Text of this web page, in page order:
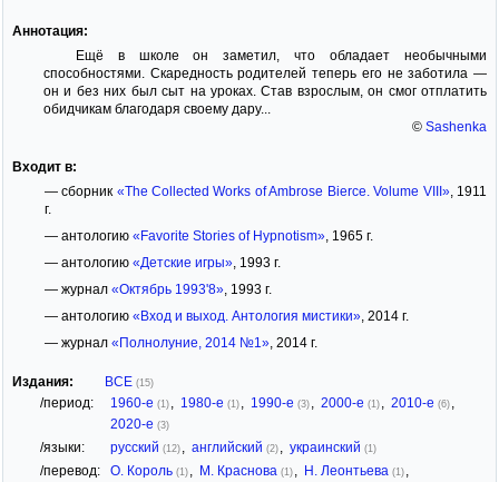
Аннотация:
Ещё в школе он заметил, что обладает необычными
способностями. Скаредность родителей теперь его не заботила —
он и без них был сыт на уроках. Став взрослым, он смог отплатить
обидчикам благодаря своему дару...
© Sashenka
Входит в:
— сборник «The Collected Works of Ambrose Bierce. Volume VIII», 1911
г.
— антологию «Favorite Stories of Hypnotism», 1965 г.
— антологию «Детские игры», 1993 г.
— журнал «Октябрь 1993'8», 1993 г.
— антологию «Вход и выход. Антология мистики», 2014 г.
— журнал «Полнолуние, 2014 №1», 2014 г.
Издания: ВСЕ (15)
/период: 1960-е (1) 1980-е (1) 1990-е (3) 2000-е (1) 2010-е (6)
2020-е (3)
/языки: русский (12) английский (2) украинский (1)
/перевод: О. Король (1) М. Краснова (1) Н. Леонтьева (1)